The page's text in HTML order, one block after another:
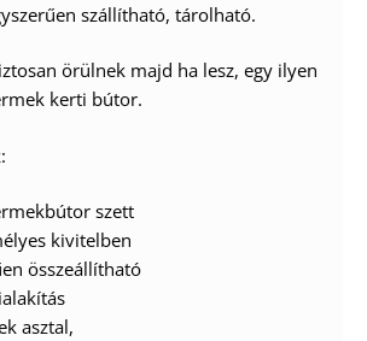
szállítható, tárolható.
örülnek majd ha lesz, egy ilyen
kerti bútor.
szett
kivitelben
összeállítható
asztal,